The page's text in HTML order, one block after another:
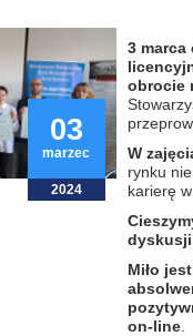
03
marzec
2024
3 marca
obrocie
W
rynku
karierę
dyskusji
Miło
on-line.